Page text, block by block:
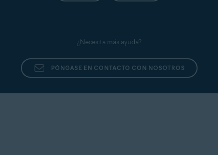
¿Necesita más ayuda?
PÓNGASE EN CONTACTO CON NOSOTROS